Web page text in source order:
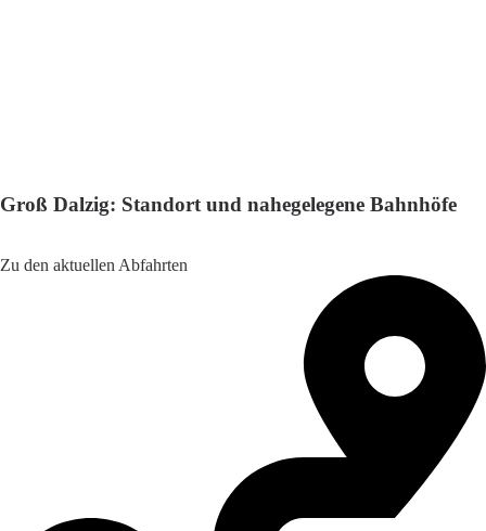
Groß Dalzig: Standort und nahegelegene Bahnhöfe
Zu den aktuellen Abfahrten